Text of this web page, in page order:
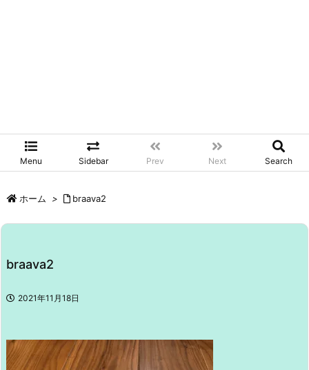
Menu Sidebar Prev Next Search
ホーム > braava2
braava2
2021年11月18日